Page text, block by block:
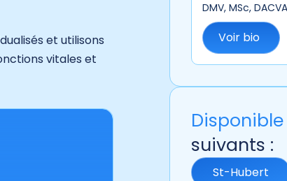
et utilisons
vitales et
DMV, MSc,
Voir bio
Disponible
suivants :
St-Hubert